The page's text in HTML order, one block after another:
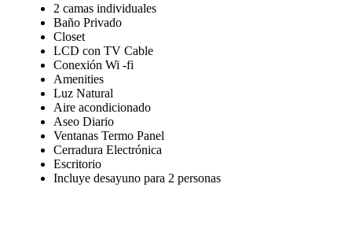
2 camas individuales
Baño Privado
Closet
LCD con TV Cable
Conexión Wi -fi
Amenities
Luz Natural
Aire acondicionado
Aseo Diario
Ventanas Termo Panel
Cerradura Electrónica
Escritorio
Incluye desayuno para 2 personas